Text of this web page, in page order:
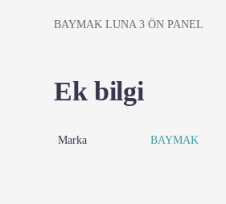
BAYMAK LUNA 3 ÖN PANEL
Ek bilgi
Marka BAYMAK